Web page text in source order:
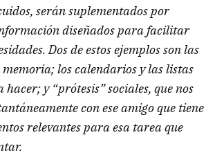
serán suplementados por
diseñados para facilitar
Dos de estos ejemplos son las
memoria; los calendarios y las listas
hacer; y “prótesis” sociales, que nos
con ese amigo que tiene
relevantes para esa tarea que